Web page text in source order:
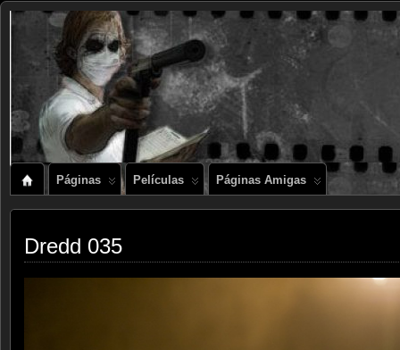
Páginas Películas Páginas Amigas
Dredd 035